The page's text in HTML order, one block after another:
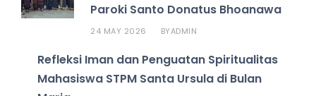
Paroki Santo Donatus Bhoanawa
24 MAY 2026 BYADMIN
Refleksi Iman dan Penguatan Spiritualitas
Mahasiswa STPM Santa Ursula di Bulan